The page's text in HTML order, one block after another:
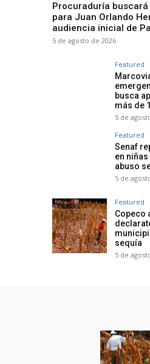
Procuraduría
para Juan Orlando
audiencia inicial de
5 de agosto de 2026
Featured
busca
más de
5 de
Featured
Senaf
en
abuso
5 de
Featured
Copeco
sequía
5 de